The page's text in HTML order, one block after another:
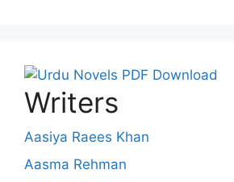
Writers
Aasiya Raees Khan
Aasma Rehman